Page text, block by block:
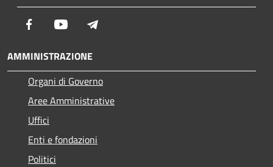
Facebook Youtube
AMMINISTRAZIONE
Organi di Governo
Aree Amministrative
Uffici
Enti e fondazioni
Politici